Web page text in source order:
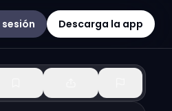
Descarga la app